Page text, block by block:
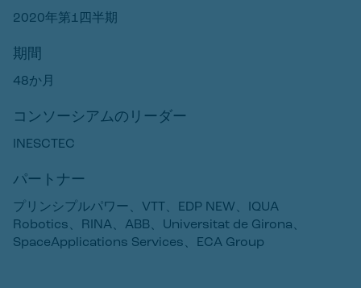
2020年第1四半期
期間
48か月
コンソーシアムのリーダー
INESCTEC
パートナー
プリンシプルパワー、VTT、EDP NEW、IQUA
Robotics、RINA、ABB、Universitat de Girona、
SpaceApplications Services、ECA Group